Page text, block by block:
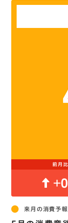
前月比
来月の消費予報